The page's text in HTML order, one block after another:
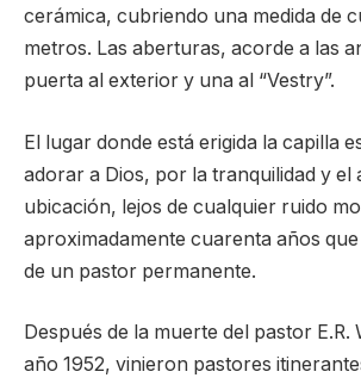
cerámica, cubriendo una medida de
metros. Las aberturas, acorde a las
puerta al exterior y una al “Vestry”.
El lugar donde está erigida la capilla
adorar a Dios, por la tranquilidad y el
ubicación, lejos de cualquier ruido
aproximadamente cuarenta años
de un pastor permanente.
Después de la muerte del pastor E.R.
año 1952, vinieron pastores